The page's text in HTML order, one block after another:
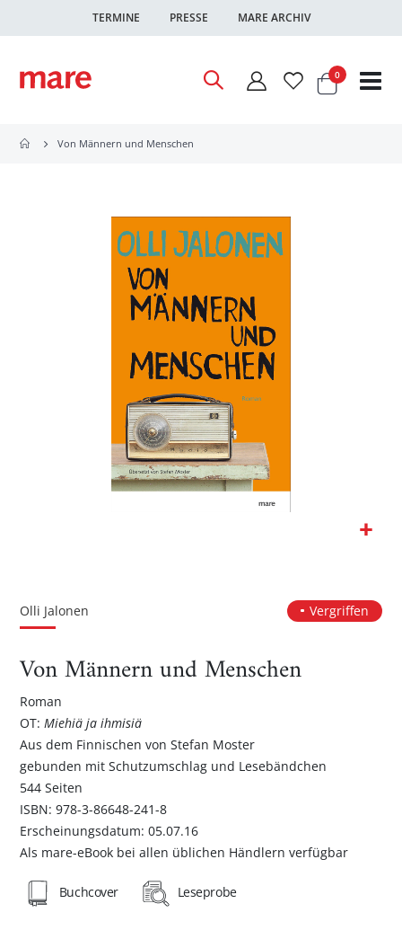
TERMINE PRESSE MARE ARCHIV
Warenkorb
0Artikel
Von Männern und Menschen
Bildgalerie
Olli Jalonen Vergriffen
Von Männern und Menschen
Roman
OT:Miehiä ja ihmisiä
Aus dem Finnischen von Stefan Moster
gebunden mit Schutzumschlag und Lesebändchen
544 Seiten
ISBN: 978-3-86648-241-8
Erscheinungsdatum: 05.07.16
Als mare-eBook bei allen üblichen Händlern verfügbar
Buchcover Leseprobe